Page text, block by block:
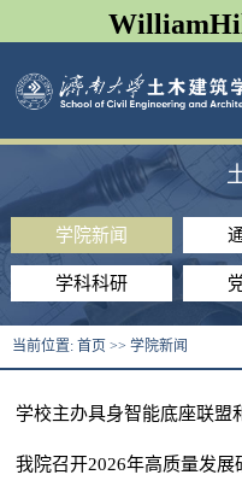
学院新闻
学科科研
当前位置: 首页 >> 学院新闻
我院召开2026年高质量发展